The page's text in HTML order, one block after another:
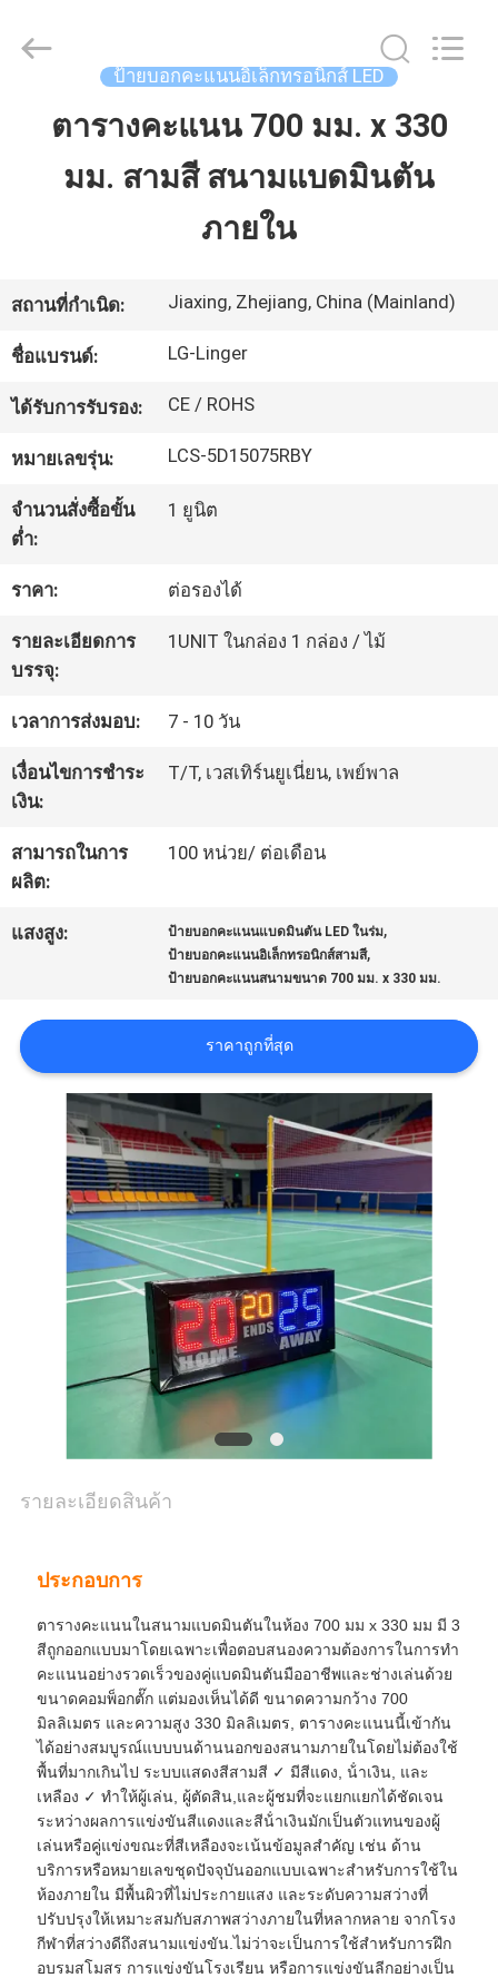
บ้าน
เกี่ยว
กับ
เรา
โรงงาน
คุณภาพ
ติดต่อ
เรา
ข่าว
ใบ
เสนอ
ราคา
แผนผัง
เว็บไซต์
POLICY
Linger
Electronic
ป้ายบอกคะแนนอิเล็กทรอนิกส์ LED
ตารางคะแนน 700 มม. x 330
มม. สามสี สนามแบดมินตัน
ภายใน
สถานที่กำเนิด: Jiaxing, Zhejiang, China (Mainland)
ชื่อแบรนด์: LG-Linger
ได้รับการรับรอง: CE / ROHS
หมายเลขรุ่น: LCS-5D15075RBY
จำนวนสั่งซื้อขั้น
ต่ำ:
1 ยูนิต
ราคา: ต่อรองได้
รายละเอียดการ
บรรจุ:
1UNIT ในกล่อง 1 กล่อง / ไม้
เวลาการส่งมอบ: 7 - 10 วัน
เงื่อนไขการชำระ
เงิน:
T/T, เวสเทิร์นยูเนี่ยน, เพย์พาล
สามารถในการ
ผลิต:
100 หน่วย/ ต่อเดือน
แสงสูง: ป้ายบอกคะแนนแบดมินตัน LED ในร่ม,
ป้ายบอกคะแนนอิเล็กทรอนิกส์สามสี,
ป้ายบอกคะแนนสนามขนาด 700 มม. x 330 มม.
ราคาถูกที่สุด
รายละเอียดสินค้า
ประกอบการ
ตารางคะแนนในสนามแบดมินตันในห้อง 700 มม x 330 มม มี 3
สีถูกออกแบบมาโดยเฉพาะเพื่อตอบสนองความต้องการในการทํา
คะแนนอย่างรวดเร็วของคู่แบดมินตันมืออาชีพและช่างเล่นด้วย
ขนาดคอมพ็อกตั๊ก แต่มองเห็นได้ดี ขนาดความกว้าง 700
มิลลิเมตร และความสูง 330 มิลลิเมตร, ตารางคะแนนนี้เข้ากัน
ได้อย่างสมบูรณ์แบบบนด้านนอกของสนามภายในโดยไม่ต้องใช้
พื้นที่มากเกินไป ระบบแสดงสีสามสี ✓ มีสีแดง, น้ําเงิน, และ
เหลือง ✓ ทําให้ผู้เล่น, ผู้ตัดสิน,และผู้ชมที่จะแยกแยกได้ชัดเจน
ระหว่างผลการแข่งขันสีแดงและสีน้ําเงินมักเป็นตัวแทนของผู้
เล่นหรือคู่แข่งขณะที่สีเหลืองจะเน้นข้อมูลสําคัญ เช่น ด้าน
บริการหรือหมายเลขชุดปัจจุบันออกแบบเฉพาะสําหรับการใช้ใน
ห้องภายใน มีพื้นผิวที่ไม่ประกายแสง และระดับความสว่างที่
ปรับปรุงให้เหมาะสมกับสภาพสว่างภายในที่หลากหลาย จากโรง
กีฬาที่สว่างดีถึงสนามแข่งขัน.ไม่ว่าจะเป็นการใช้สําหรับการฝึก
อบรมสโมสร การแข่งขันโรงเรียน หรือการแข่งขันลีกอย่างเป็น